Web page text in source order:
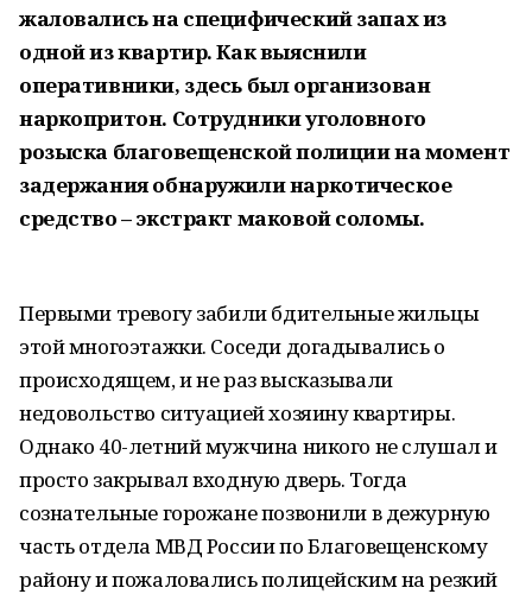
жаловались на специфический запах из
одной из квартир. Как выяснили
оперативники, здесь был организован
наркопритон. Сотрудники уголовного
розыска благовещенской полиции на момент
задержания обнаружили наркотическое
средство – экстракт маковой соломы.
Первыми тревогу забили бдительные жильцы
этой многоэтажки. Соседи догадывались о
происходящем, и не раз высказывали
недовольство ситуацией хозяину квартиры.
Однако 40-летний мужчина никого не слушал и
просто закрывал входную дверь. Тогда
сознательные горожане позвонили в дежурную
часть отдела МВД России по Благовещенскому
району и пожаловались полицейским на резкий